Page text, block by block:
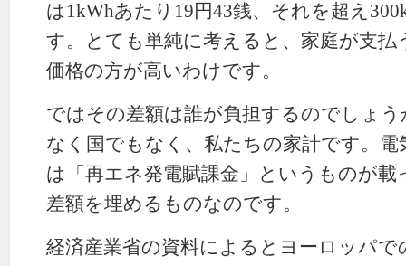
は1kWhあたり19円43銭、それを超え
す。とても単純に考えると、家庭が支払
価格の方が高いわけです。
ではその差額は誰が負担するのでしょ
なく国でもなく、私たちの家計です。電
は「再エネ発電賦課金」というものが
差額を埋めるものなのです。
経済産業省の資料によるとヨーロッパで